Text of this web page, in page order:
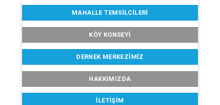
MAHALLE TEMSILCILERI
KÖY KONSEYI
DERNEK MERKEZIMIZ
HAKKIMIZDA
İLETIŞIM